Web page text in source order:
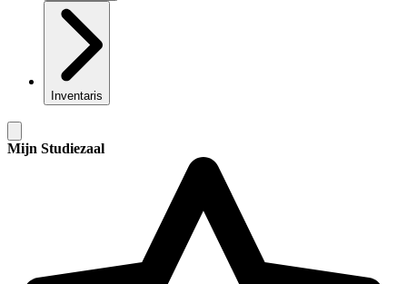
Inventaris
Mijn Studiezaal